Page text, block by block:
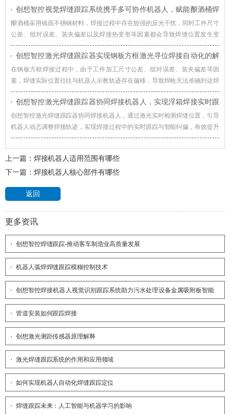
创想智控视觉焊缝跟踪系统携手多可协作机器人，赋能酿酒桶焊
接智能化升级
酿酒桶采用镜面不锈钢材料，焊接过程中存在较强的反光干扰，同时工件尺寸
公差、组对误差、装夹偏差以及焊接热变形等因素都会导致焊缝位置发生变
化，创想智控视觉焊缝跟踪系统通过实时视觉检测与智能轨迹修正技术，赋能
酿酒桶焊接智能化升级。
创想智控激光焊缝跟踪器实现钢板方框激光寻位焊接自动化的解
决方案
在钢板方框焊接过程中，由于工件加工尺寸公差、组对误差、装夹偏差等因
素，焊缝实际位置往往与机器人示教轨迹存在偏移，导致焊枪无法准确到达焊
接起始位置，影响焊接质量和生产效率。对此，创想智控激光焊缝跟踪器可协
同各类焊接机器人实现更加高效、稳定的自动化焊接。
创想智控激光焊缝跟踪器协同焊接机器人，实现浮箱焊接实时跟
踪与智能纠偏
创想智控激光焊缝跟踪器协同焊接机器人，通过激光实时检测焊缝位置，引导
机器人动态调整焊接轨迹，实现焊接过程中的实时跟踪与智能纠偏，有效提升
浮箱焊接自动化水平。
上一篇： 焊接机器人适用范围有哪些
下一篇： 焊接机器人核心部件有哪些
返回
更多资讯
创想智控焊缝跟踪-推动客车制造业高质量发展
机器人弧焊焊缝跟踪模糊控制技术
创想智控焊接机器人视觉识别跟踪系统助力污水处理设备金属吸附板智能
管道安装如何跟踪焊接
创想激光测距传感器原理解释
激光焊缝跟踪系统的作用和应用领域
如何实现机器人自动化焊缝跟踪定位
焊缝跟踪未来：人工智能与机器学习的影响